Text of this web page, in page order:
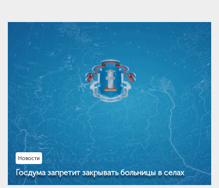
Новости
Госдума запретит закрывать больницы в селах